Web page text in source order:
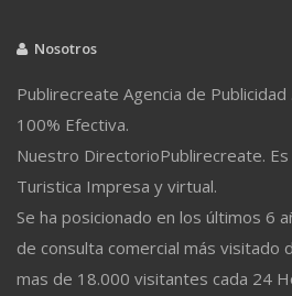
Nosotros
Publirecreate Agencia de Publicidad
100% Efectiva.
Nuestro DirectorioPublirecreate. Es
Turistica Impresa y virtual.
Se ha posicionado en los últimos 6
de consulta comercial más visitado
mas de 18.000 visitantes cada 24